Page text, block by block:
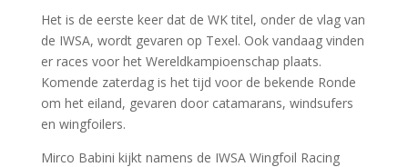
Het is de eerste keer dat de WK titel, onder de vlag van
de IWSA, wordt gevaren op Texel. Ook vandaag vinden
er races voor het Wereldkampioenschap plaats.
Komende zaterdag is het tijd voor de bekende Ronde
om het eiland, gevaren door catamarans, windsufers
en wingfoilers.
Mirco Babini kijkt namens de IWSA Wingfoil Racing